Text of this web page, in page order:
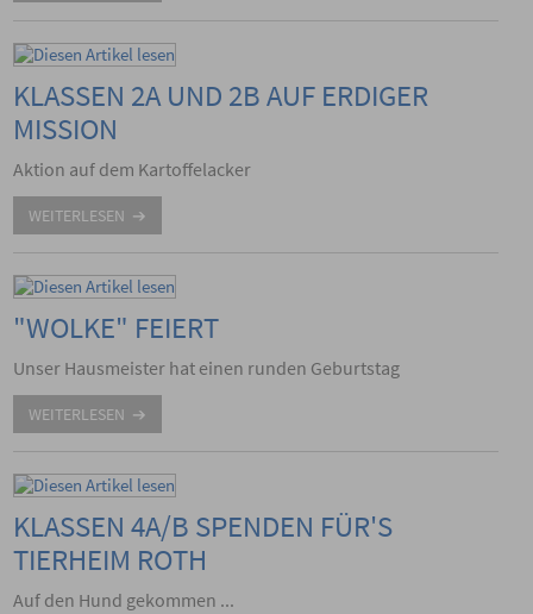
KLASSEN 2A UND 2B AUF ERDIGER
MISSION
Aktion auf dem Kartoffelacker
WEITERLESEN
"WOLKE" FEIERT
Unser Hausmeister hat einen runden Geburtstag
WEITERLESEN
KLASSEN 4A/B SPENDEN FÜR'S
TIERHEIM ROTH
Auf den Hund gekommen ...